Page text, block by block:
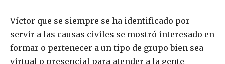
Víctor que se siempre se ha identificado por
servir a las causas civiles se mostró interesado en
formar o pertenecer a un tipo de grupo bien sea
virtual o presencial para atender a la gente